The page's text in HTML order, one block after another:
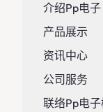
介绍pp电子
产品展示
资讯中心
公司服务
联络pp电